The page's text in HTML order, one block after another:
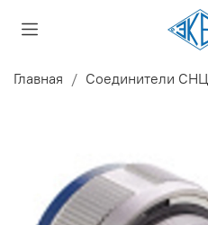
Главная Соединители СНЦ